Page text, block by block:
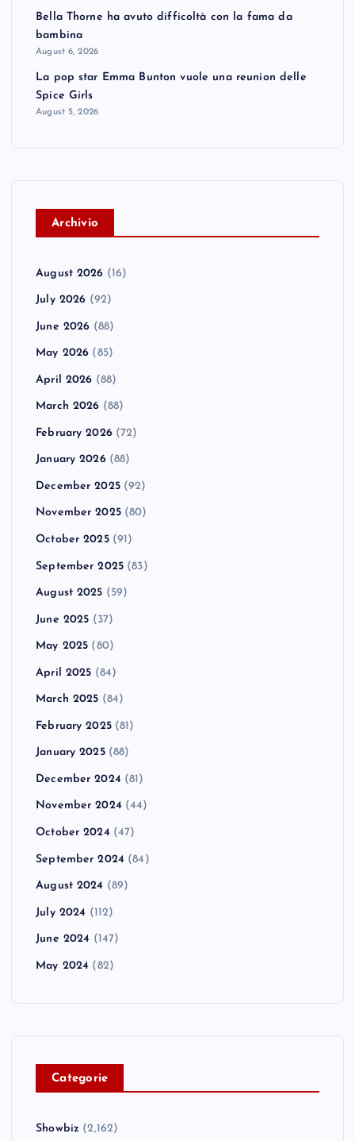
Bella Thorne ha avuto difficoltà con la fama da
bambina
August 6, 2026
La pop star Emma Bunton vuole una reunion delle
Spice Girls
August 5, 2026
Archivio
August 2026 (16)
July 2026 (92)
June 2026 (88)
May 2026 (85)
April 2026 (88)
March 2026 (88)
February 2026(72)
January 2026(88)
December 2025(92)
November 2025(80)
October 2025(91)
September 2025 (83)
August 2025 (59)
June 2025 (37)
May 2025 (80)
April 2025 (84)
March 2025 (84)
February 2025(81)
January 2025(88)
December 2024 (81)
November 2024 (44)
October 2024 (47)
September 2024 (84)
August 2024 (89)
July 2024 (112)
June 2024 (147)
May 2024 (82)
Categorie
Showbiz (2,162)